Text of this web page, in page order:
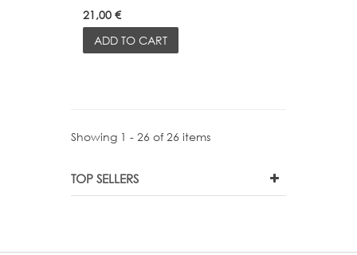
21,00 €
ADD TO CART
Showing 1 - 26 of 26 items
TOP SELLERS